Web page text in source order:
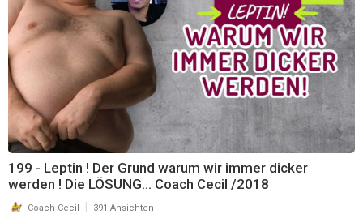
199 - Leptin ! Der Grund warum wir immer dicker
werden ! Die LÖSUNG... Coach Cecil /2018
Coach Cecil 391 Ansichten